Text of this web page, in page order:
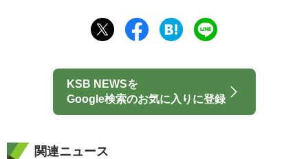
KSB NEWSを
Google検索のお気に入りに登録
関連ニュース